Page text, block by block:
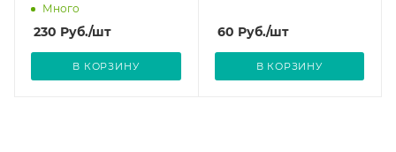
Много
230 Руб./шт
В КОРЗИНУ
60 Руб./шт
В КОРЗИНУ